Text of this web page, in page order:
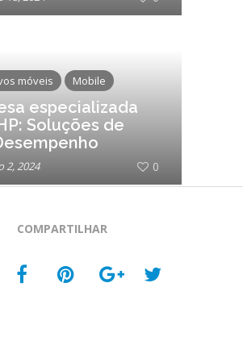
do Boleto
móveis Mobile
especializada
Soluções de
2, 2024 0
COMPARTILHAR